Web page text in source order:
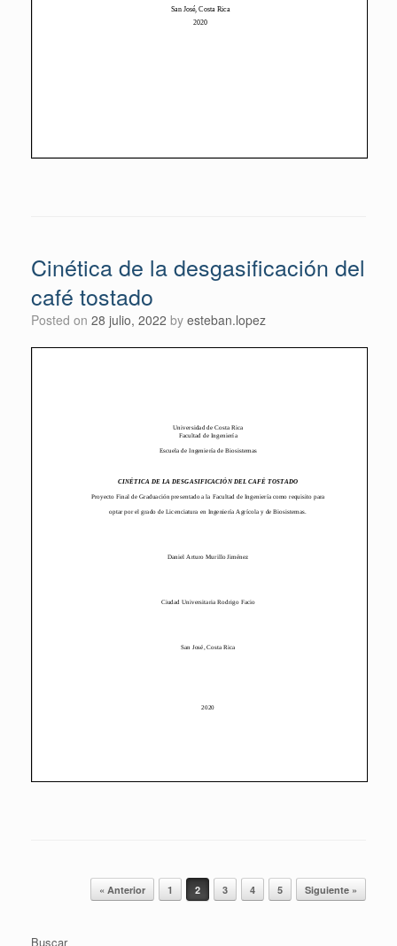
Cinética de la desgasificación del
café tostado
Posted on 28 julio, 2022 by esteban.lopez
Post navigation« Anterior 1 2 3 4 5 Siguiente »
Buscar